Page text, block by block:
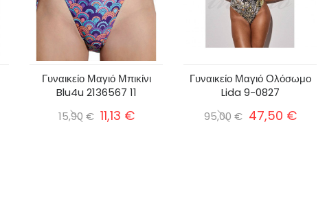
Γυναικείο Μαγιό Μπικίνι
Blu4u 2136567 11
15,90 € 11,13 €
Γυναικείο Μαγιό Ολόσωμο
Lida 9-0827
95,00 € 47,50 €